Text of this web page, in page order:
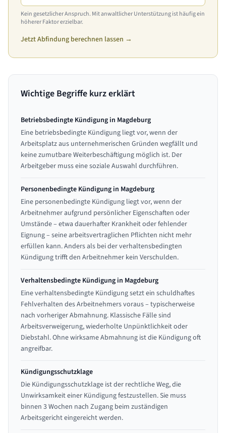
Kein gesetzlicher Anspruch. Mit anwaltlicher Unterstützung ist häufig ein
höherer Faktor erzielbar.
Jetzt Abfindung berechnen lassen →
Wichtige Begriffe kurz erklärt
Betriebsbedingte Kündigung in Magdeburg
Eine betriebsbedingte Kündigung liegt vor, wenn der
Arbeitsplatz aus unternehmerischen Gründen wegfällt und
keine zumutbare Weiterbeschäftigung möglich ist. Der
Arbeitgeber muss eine soziale Auswahl durchführen.
Personenbedingte Kündigung in Magdeburg
Eine personenbedingte Kündigung liegt vor, wenn der
Arbeitnehmer aufgrund persönlicher Eigenschaften oder
Umstände – etwa dauerhafter Krankheit oder fehlender
Eignung – seine arbeitsvertraglichen Pflichten nicht mehr
erfüllen kann. Anders als bei der verhaltensbedingten
Kündigung trifft den Arbeitnehmer kein Verschulden.
Verhaltensbedingte Kündigung in Magdeburg
Eine verhaltensbedingte Kündigung setzt ein schuldhaftes
Fehlverhalten des Arbeitnehmers voraus – typischerweise
nach vorheriger Abmahnung. Klassische Fälle sind
Arbeitsverweigerung, wiederholte Unpünktlichkeit oder
Diebstahl. Ohne wirksame Abmahnung ist die Kündigung oft
angreifbar.
Kündigungsschutzklage
Die Kündigungsschutzklage ist der rechtliche Weg, die
Unwirksamkeit einer Kündigung festzustellen. Sie muss
binnen 3 Wochen nach Zugang beim zuständigen
Arbeitsgericht eingereicht werden.